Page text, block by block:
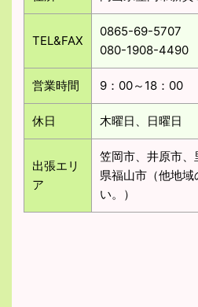
TEL&FAX
0865-69-5707
080-1908-4490
営業時間 9：00～18：00
休日 木曜日、日曜日
出張エリ
ア
笠岡市、井原市
県福山市（他地域
い。）